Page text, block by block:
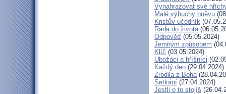
Vynahrazovat své
Malé výbuchy hněvu
Kristův učedník
Rada do života
Odpověď (05.05.2024)
Jemným způsobem
Klíč (03.05.2024)
Ubožáci a hříšníci
Každý den (29.04.2024)
Zrodila z Boha
Setkání (27.04.2024)
Jestli o to stojíš